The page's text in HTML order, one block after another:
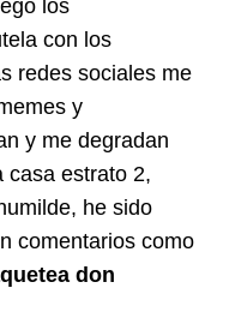
los
con los
redes sociales me
y
y me degradan
casa estrato 2,
he sido
comentarios como
don